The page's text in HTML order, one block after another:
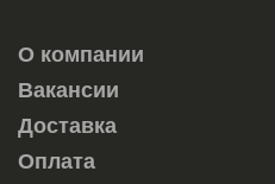
О компании
Вакансии
Доставка
Оплата